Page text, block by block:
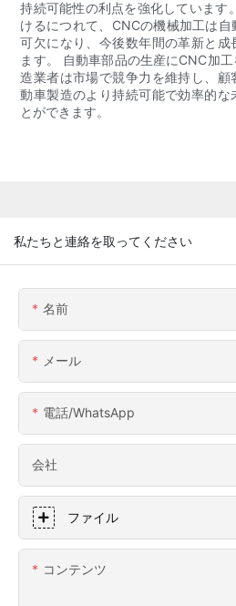
持続可能性の利点を強化しています
けるにつれて、CNCの機械加工は
可欠になり、今後数年間の革新と成
ます。 自動車部品の生産にCNC加
造業者は市場で競争力を維持し、顧
動車製造のより持続可能で効率的な
とができます。
私たちと連絡を取ってください
名前
メール
電話/WhatsApp
会社
ファイル
コンテンツ